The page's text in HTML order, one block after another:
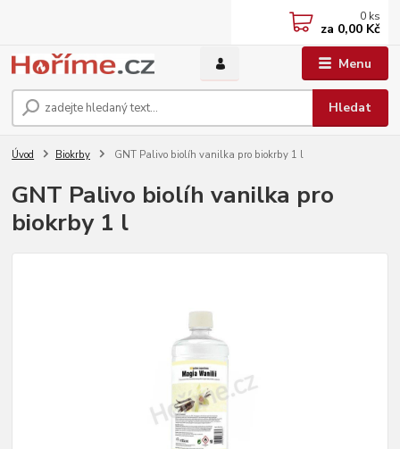
Menu
Hledat
0 ks
za 0,00 Kč
Úvod Biokrby GNT Palivo biolíh vanilka pro biokrby 1 l
GNT Palivo biolíh vanilka pro
biokrby 1 l